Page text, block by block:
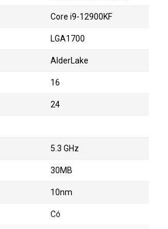
Core i9-12900KF
LGA1700
AlderLake
16
24
5.3 GHz
30MB
10nm
Có